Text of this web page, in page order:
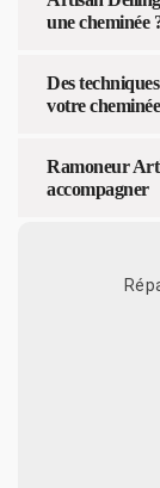
une cheminée
Des
votre
Ramoneur
accompagner